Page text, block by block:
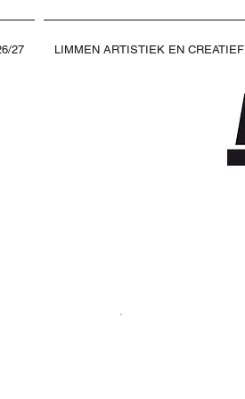
27 LIMMEN ARTISTIEK EN CREATIEF